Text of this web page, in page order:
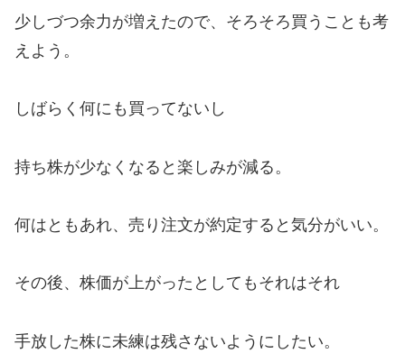
少しづつ余力が増えたので、そろそろ買うことも考
えよう。
しばらく何にも買ってないし
持ち株が少なくなると楽しみが減る。
何はともあれ、売り注文が約定すると気分がいい。
その後、株価が上がったとしてもそれはそれ
手放した株に未練は残さないようにしたい。